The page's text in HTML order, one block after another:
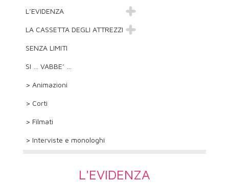
L’EVIDENZA
LA CASSETTA DEGLI ATTREZZI
SENZA LIMITI
SI … VABBE’ …
> Animazioni
> Corti
> Filmati
> Interviste e monologhi
L'EVIDENZA